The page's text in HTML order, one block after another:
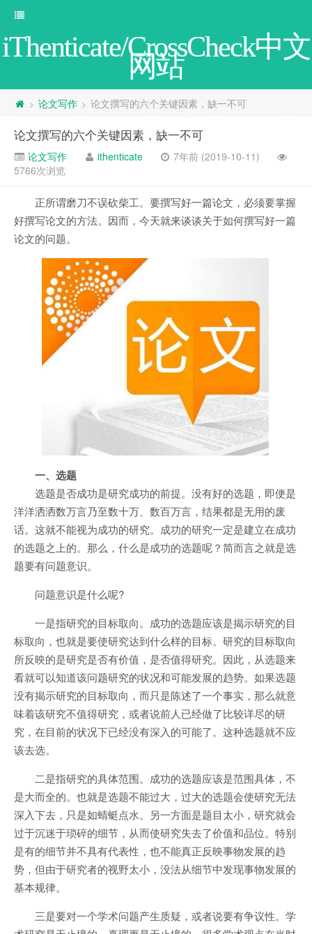
iThenticate/CrossCheck中文
网站
> 论文写作 > 论文撰写的六个关键因素，缺一不可
论文撰写的六个关键因素，缺一不可
论文写作 ithenticate
7年前 (2019-10-11)
5766次浏览
正所谓磨刀不误砍柴工。要撰写好一篇论文，必须要掌握
好撰写论文的方法。因而，今天就来谈谈关于如何撰写好一篇
论文的问题。
一、选题
选题是否成功是研究成功的前提。没有好的选题，即便是
洋洋洒洒数万言乃至数十万、数百万言，结果都是无用的废
话。这就不能视为成功的研究。成功的研究一定是建立在成功
的选题之上的。那么，什么是成功的选题呢？简而言之就是选
题要有问题意识。
问题意识是什么呢?
一是指研究的目标取向。成功的选题应该是揭示研究的目
标取向，也就是要使研究达到什么样的目标。研究的目标取向
所反映的是研究是否有价值，是否值得研究。因此，从选题来
看就可以知道该问题研究的状况和可能发展的趋势。如果选题
没有揭示研究的目标取向，而只是陈述了一个事实，那么就意
味着该研究不值得研究，或者说前人已经做了比较详尽的研
究，在目前的状况下已经没有深入的可能了。这种选题就不应
该去选。
二是指研究的具体范围。成功的选题应该是范围具体，不
是大而全的。也就是选题不能过大，过大的选题会使研究无法
深入下去，只是如蜻蜓点水。另一方面是题目太小，研究就会
过于沉迷于琐碎的细节，从而使研究失去了价值和品位。特别
是有的细节并不具有代表性，也不能真正反映事物发展的趋
势，但由于研究者的视野太小，没法从细节中发现事物发展的
基本规律。
三是要对一个学术问题产生质疑，或者说要有争议性。学